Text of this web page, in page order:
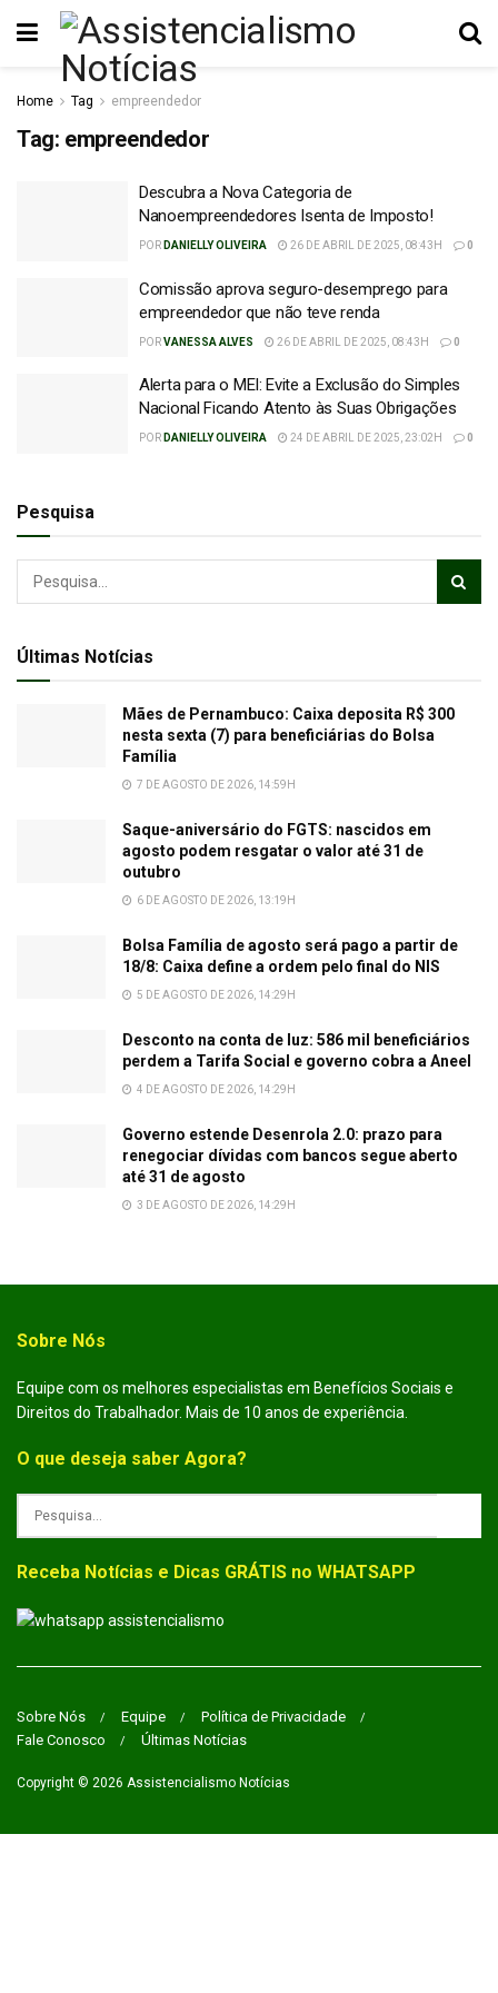
Home Tag empreendedor
Tag: empreendedor
Descubra a Nova Categoria de
Nanoempreendedores Isenta de Imposto!
POR DANIELLY OLIVEIRA 26 DE ABRIL DE 2025, 08:43H 0
Comissão aprova seguro-desemprego para
empreendedor que não teve renda
PORVANESSA ALVES 26 DE ABRIL DE 2025, 08:43H 0
Alerta para o MEI: Evite a Exclusão do Simples
Nacional Ficando Atento às Suas Obrigações
POR DANIELLY OLIVEIRA 24 DE ABRIL DE 2025, 23:02H 0
Pesquisa
Últimas Notícias
Mães de Pernambuco: Caixa deposita R$ 300
nesta sexta (7) para beneficiárias do Bolsa
Família
7 DE AGOSTO DE 2026, 14:59H
Saque-aniversário do FGTS: nascidos em
agosto podem resgatar o valor até 31 de
outubro
6 DE AGOSTO DE 2026, 13:19H
Bolsa Família de agosto será pago a partir de
18/8: Caixa define a ordem pelo final do NIS
5 DE AGOSTO DE 2026, 14:29H
Desconto na conta de luz: 586 mil beneficiários
perdem a Tarifa Social e governo cobra a Aneel
4 DE AGOSTO DE 2026, 14:29H
Governo estende Desenrola 2.0: prazo para
renegociar dívidas com bancos segue aberto
até 31 de agosto
3 DE AGOSTO DE 2026, 14:29H
Sobre Nós
Equipe com os melhores especialistas em Benefícios Sociais e
Direitos do Trabalhador. Mais de 10 anos de experiência.
O que deseja saber Agora?
Receba Notícias e Dicas GRÁTIS no WHATSAPP
Sobre Nós Equipe
Política de Privacidade
Fale Conosco
Últimas Notícias
Copyright © 2026 Assistencialismo Notícias